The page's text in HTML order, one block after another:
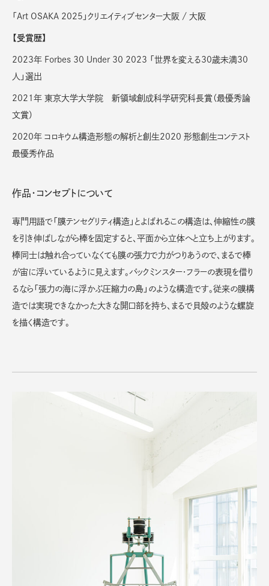
「Art OSAKA 2025」クリエイティブセンター大阪 / 大阪
【受賞歴】
2023年 Forbes 30 Under 30 2023 「世界を変える30歳未満30
人」選出
2021年 東京大学大学院 新領域創成科学研究科長賞（最優秀論
文賞）
2020年 コロキウム構造形態の解析と創生2020 形態創生コンテスト
最優秀作品
作品・コンセプトについて
専門用語で「膜テンセグリティ構造」とよばれるこの構造は、伸縮性の膜
を引き伸ばしながら棒を固定すると、平面から立体へと立ち上がります。
棒同士は触れ合っていなくても膜の張力で力がつりあうので、まるで棒
が宙に浮いているように見えます。バックミンスター・フラーの表現を借り
るなら「張力の海に浮かぶ圧縮力の島」のような構造です。従来の膜構
造では実現できなかった大きな開口部を持ち、まるで貝殻のような螺旋
を描く構造です。